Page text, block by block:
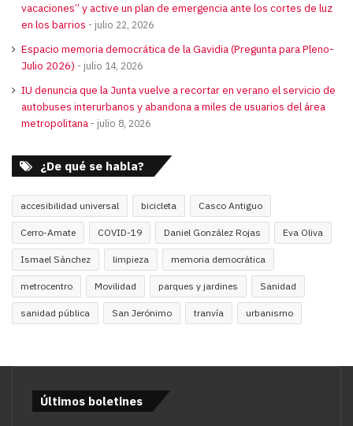
vacaciones” y active un plan de emergencia ante los cortes de luz
en los barrios
julio 22, 2026
Espacio memoria democrática de la Gavidia (Pregunta para Pleno-
Julio 2026)
julio 14, 2026
IU denuncia que la Junta vuelve a recortar en verano el servicio de
autobuses interurbanos y abandona a miles de usuarios del área
metropolitana
julio 8, 2026
¿De qué se habla?
accesibilidad universal bicicleta Casco Antiguo
Cerro-Amate COVID-19 Daniel González Rojas Eva Oliva
Ismael Sánchez limpieza memoria democrática
metrocentro Movilidad parques y jardines Sanidad
sanidad pública San Jerónimo tranvía urbanismo
Últimos boletines